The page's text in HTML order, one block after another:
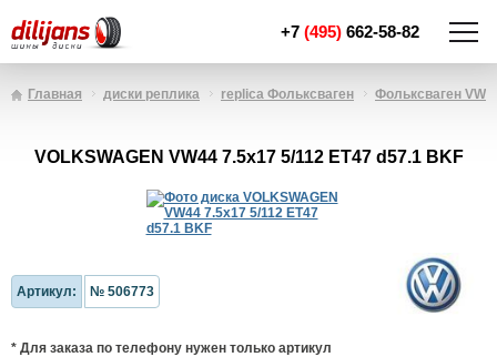
+7 (495) 662-58-82
Главная диски реплика replica Фольксваген Фольксваген
VOLKSWAGEN VW44 7.5x17 5/112 ET47 d57.1 BKF
Артикул: № 506773
* Для заказа по телефону нужен только артикул